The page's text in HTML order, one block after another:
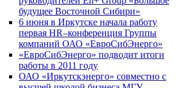
будущее Восточной Сибири»
6 июня в Иркутске начала работу
первая HR–конференция Группы
компаний ОАО «ЕвроСибЭнерго»
«ЕвроСибЭнерго» подводит итоги
работы в 2011 году
ОАО «Иркутскэнерго» совместно с